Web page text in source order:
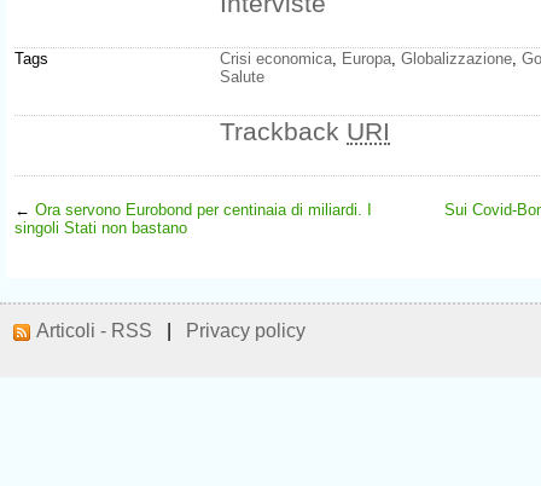
Tags Crisi economica Europa Globalizzazione
Salute
Trackback URI
← Ora servono Eurobond per centinaia di miliardi. I
singoli Stati non bastano
Sui Covid-
Articoli - RSS Privacy policy